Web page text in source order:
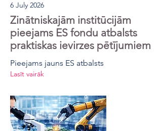
6 July 2026
Zinātniskajām institūcijām
pieejams ES fondu atbalsts
praktiskas ievirzes pētījumiem
Pieejams jauns ES atbalsts
Lasīt vairāk